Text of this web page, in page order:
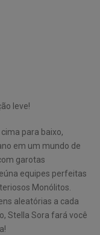
leve!
para baixo,
em um mundo de
garotas
equipes perfeitas
Monólitos.
aleatórias a cada
Stella Sora fará você